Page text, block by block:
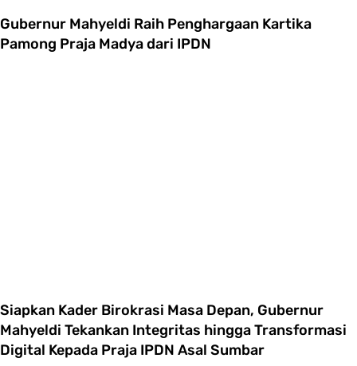
Gubernur Mahyeldi Raih Penghargaan Kartika
Pamong Praja Madya dari IPDN
Siapkan Kader Birokrasi Masa Depan, Gubernur
Mahyeldi Tekankan Integritas hingga Transformasi
Digital Kepada Praja IPDN Asal Sumbar